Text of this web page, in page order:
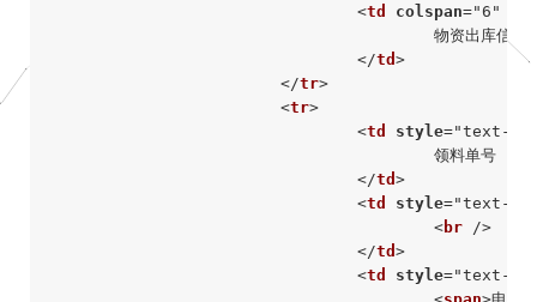
<td colspan="6"
</td >
</tr>
<tr>
<td style="text-
</td >
<td style="text-
<br />
</td >
<td style="text-